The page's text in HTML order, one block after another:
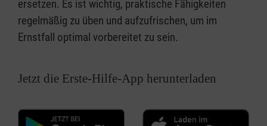
ersetzen. Es ist wichtig, praktische Fähigkeiten
regelmäßig zu üben und aufzufrischen, um im
Ernstfall optimal vorbereitet zu sein.
Jetzt die Erste-Hilfe-App herunterladen